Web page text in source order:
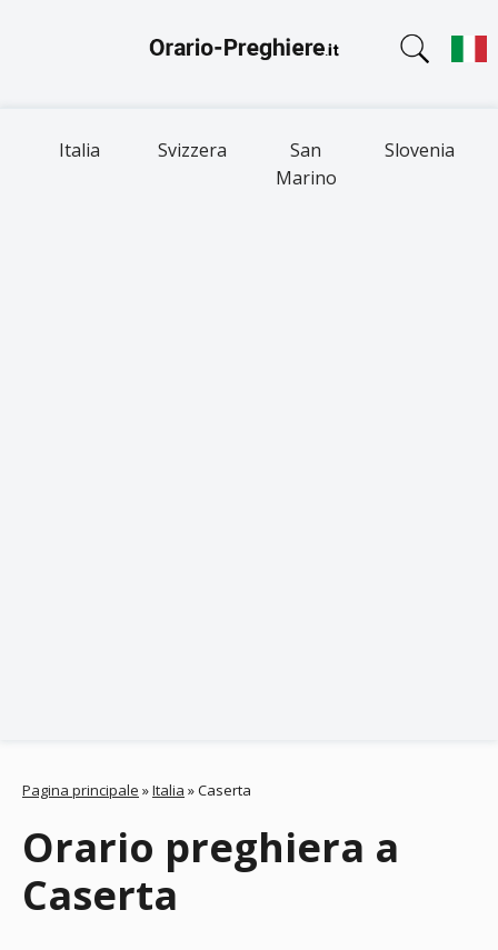
Italia Svizzera
San
Marino
Slovenia
Pagina principale »Italia »Caserta
Orario preghiera a
Caserta